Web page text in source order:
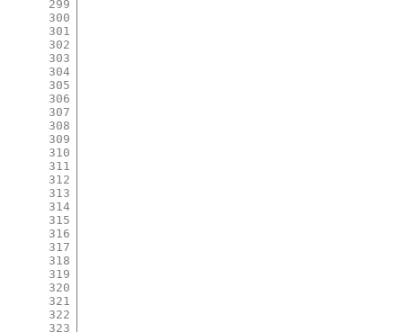
299
300
301
302
303
304
305
306
307
308
309
310
311
312
313
314
315
316
317
318
319
320
321
322
323